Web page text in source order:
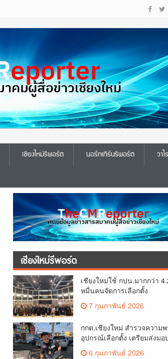
เชียงใหม่รีพอร์ต นอร์ทเทิร์นรีพอร์ต
วา
เชียงใหม่รีพอร์ต
เชียงใหม่ใช้ กปน.มากกว่า
หมื่นคนจัดการเลือกตั้ง
กกต.เชียงใหม่ ร่วมกับ นายอำ
หางดง ตรวจความเรียบร้อย ก
7 กุมภาพันธ์ 2026
กกต.เชียงใหม่ สำรวจความ
อุปกรณ์เลือกตั้ง เตรียมส่งมอ
ทุกหน่วยเลือกตั้งในวันพรุ่งนี้
6 กุมภาพันธ์ 2026